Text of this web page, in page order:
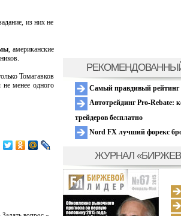
из них не
, американские
Томагавков
менее одного
Самый правдивый рейтинг
Автотрейдинг Pro-Rebate:
трейдеров бесплатно
Nord FX лучший форекс
ЖУРНАЛ